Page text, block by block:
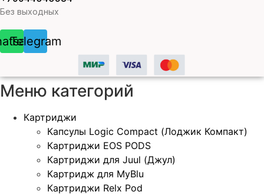
Без выходных
Telegram
Меню категорий
Картриджи
Капсулы Logic Compact (Лоджик Компакт)
Картриджи EOS PODS
Картриджи для Juul (Джул)
Картридж для MyBlu
Картриджи Relx Pod